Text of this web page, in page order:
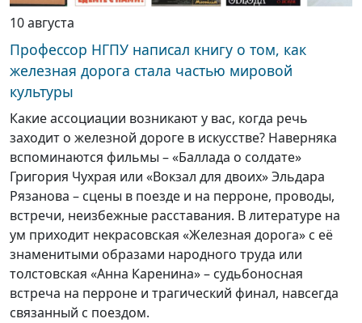
10 августа
Профессор НГПУ написал книгу о том, как
железная дорога стала частью мировой
культуры
Какие ассоциации возникают у вас, когда речь
заходит о железной дороге в искусстве? Наверняка
вспоминаются фильмы – «Баллада о солдате»
Григория Чухрая или «Вокзал для двоих» Эльдара
Рязанова – сцены в поезде и на перроне, проводы,
встречи, неизбежные расставания. В литературе на
ум приходит некрасовская «Железная дорога» с её
знаменитыми образами народного труда или
толстовская «Анна Каренина» – судьбоносная
встреча на перроне и трагический финал, навсегда
связанный с поездом.